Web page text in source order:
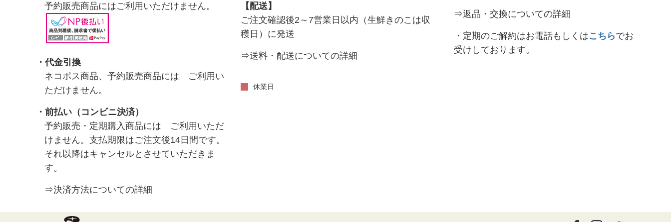
予約販売商品にはご利用いただけません。
・代金引換
ネコポス商品、予約販売商品には ご利用い
ただけません。
・前払い（コンビニ決済）
予約販売・定期購入商品には ご利用いただ
けません。支払期限はご注文後14日間です。
それ以降はキャンセルとさせていただきま
す。
⇒決済方法についての詳細
【配送】
ご注文確認後2～7営業日以内（生鮮きのこは収
穫日）に発送
⇒送料・配送についての詳細
⇒返品・交換についての詳細
・定期のご解約はお電話もしくはこちらでお
受けしております。
休業日